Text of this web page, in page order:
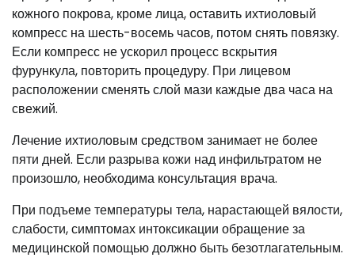
кожного покрова, кроме лица, оставить ихтиоловый
компресс на шесть-восемь часов, потом снять повязку.
Если компресс не ускорил процесс вскрытия
фурункула, повторить процедуру. При лицевом
расположении сменять слой мази каждые два часа на
свежий.
Лечение ихтиоловым средством занимает не более
пяти дней. Если разрыва кожи над инфильтратом не
произошло, необходима консультация врача.
При подъеме температуры тела, нарастающей вялости,
слабости, симптомах интоксикации обращение за
медицинской помощью должно быть безотлагательным.